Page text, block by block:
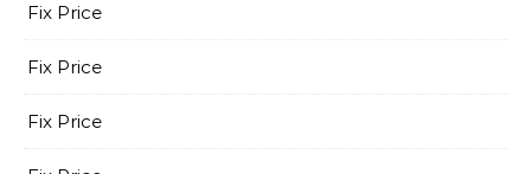
Fix Price
Fix Price
Fix Price